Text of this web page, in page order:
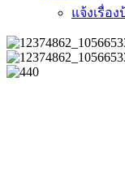
แจ้งเรื่อ